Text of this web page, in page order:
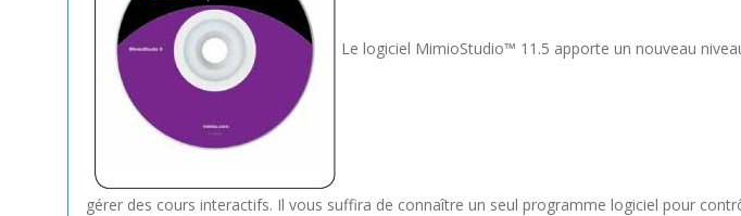
Le logiciel MimioStudio™ 11.5 apporte un nouveau
gérer des cours interactifs. Il vous suffira de connaître un seul programme logiciel pour